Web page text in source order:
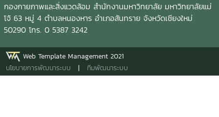
กองกายภาพและสิ่งแวดล้อม สำนักงานมหาวิทยาลัย มหาวิทยาลัยแม่
โจ้ 63 หมู่ 4 ตำบลหนองหาร อำเภอสันทราย จังหวัดเชียงใหม่
50290 โทร. 0 5387 3242
Web Template Management 2021
นโยบายการพัฒนาระบบ | ทีมพัฒนาระบบ